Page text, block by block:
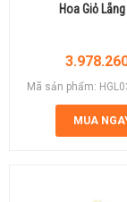
Hoa Giỏ Lẵng
Mã sản phẩm:
MUA